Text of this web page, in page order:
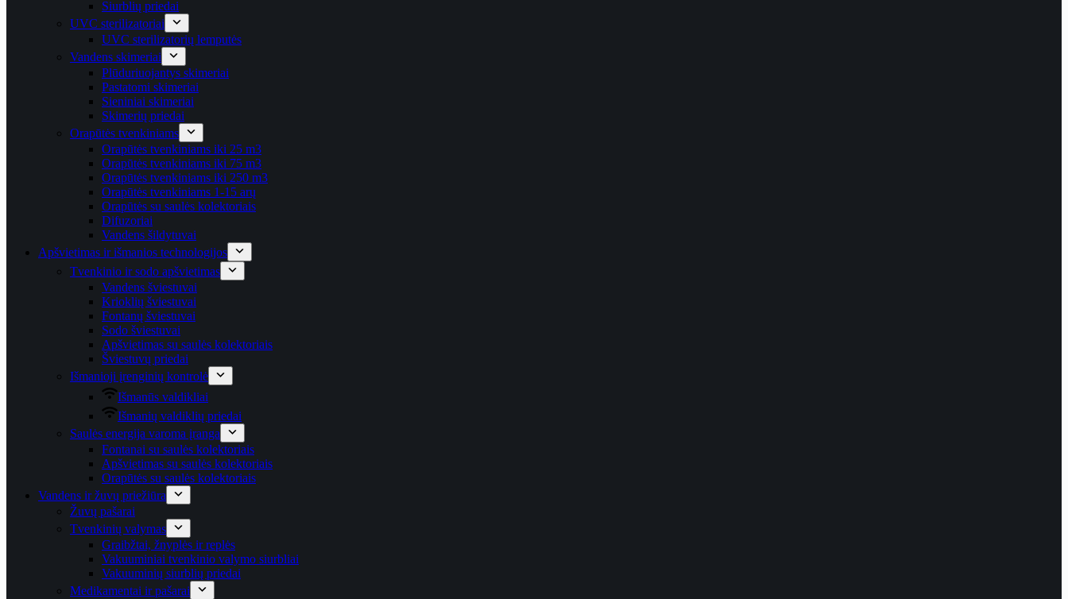
Siurblių priedai
UVC sterilizatoriai
UVC sterilizatorių lemputės
Vandens skimeriai
Plūduriuojantys skimeriai
Pastatomi skimeriai
Sieniniai skimeriai
Skimerių priedai
Orapūtės tvenkiniams
Orapūtės tvenkiniams iki 25 m3
Orapūtės tvenkiniams iki 75 m3
Orapūtės tvenkiniams iki 250 m3
Orapūtės tvenkiniams 1-15 arų
Orapūtės su saulės kolektoriais
Difuzoriai
Vandens šildytuvai
Apšvietimas ir išmanios technologijos
Tvenkinio ir sodo apšvietimas
Vandens šviestuvai
Krioklių šviestuvai
Fontanų šviestuvai
Sodo šviestuvai
Apšvietimas su saulės kolektoriais
Šviestuvų priedai
Išmanioji įrenginių kontrolė
Išmanūs valdikliai
Išmanių valdiklių priedai
Saulės energija varoma įranga
Fontanai su saulės kolektoriais
Apšvietimas su saulės kolektoriais
Orapūtės su saulės kolektoriais
Vandens ir žuvų priežiūra
Žuvų pašarai
Tvenkinių valymas
Graibžtai, žnyplės ir replės
Vakuuminiai tvenkinio valymo siurbliai
Vakuuminių siurblių priedai
Medikamentai ir pašarai